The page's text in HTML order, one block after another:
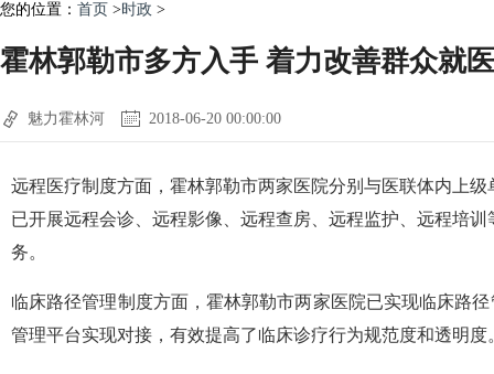
您的位置： 首页 >时政 >
霍林郭勒市多方入手 着力改善群众就
魅力霍林河 2018-06-20 00:00:00
远程医疗制度方面，霍林郭勒市两家医院分别与医联体内上
已开展远程会诊、远程影像、远程查房、远程监护、远程培
务。
临床路径管理制度方面，霍林郭勒市两家医院已实现临床路
管理平台实现对接，有效提高了临床诊疗行为规范度和透明度